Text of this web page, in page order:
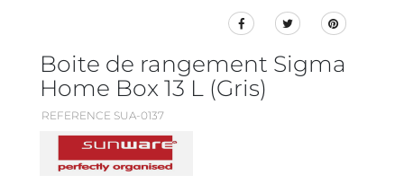
Boite de rangement Sigma
Home Box 13 L (Gris)
REFERENCE SUA-0137